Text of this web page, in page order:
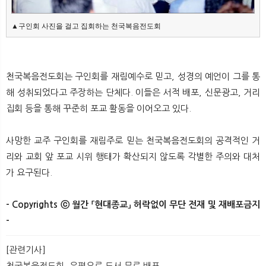
▲구인회 사진을 걸고 집회하는 천국복음전도회
천국복음전도회는 구인회를 재림예수로 믿고, 성경의 예언이 그를 통
해 성취되었다고 주장하는 단체다. 이들은 서적 배포, 신문광고, 거리
집회 등을 통해 꾸준히 포교 활동을 이어오고 있다.
사망한 교주 구인회를 재림주로 믿는 천국복음전도회의 공격적인 거
리와 교회 앞 포교 시위 행태가 확산되지 않도록 각별한 주의와 대처
가 요구된다.​
- Copyrights ⓒ 월간 「현대종교」 허락없이 무단 전재 및 재배포금지
-
[관련기사]